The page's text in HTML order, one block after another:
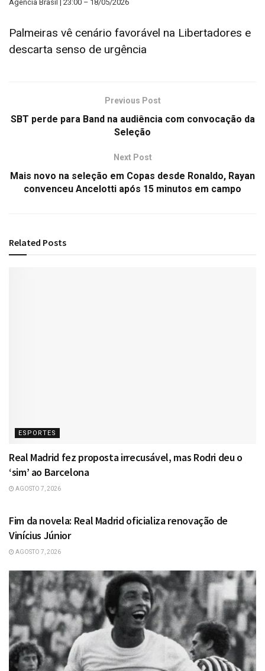
Agência Brasil | 23:00 – 18/05/2026
Palmeiras vê cenário favorável na Libertadores e
descarta senso de urgência
Previous Post
SBT perde para Band na audiência com convocação da
Seleção
Next Post
Mais novo na seleção em Copas desde Ronaldo, Rayan
convenceu Ancelotti após 15 minutos em campo
Related Posts
ESPORTES
Real Madrid fez proposta irrecusável, mas Rodri deu o
‘sim’ ao Barcelona
AGOSTO 7, 2026
Fim da novela: Real Madrid oficializa renovação de
Vinícius Júnior
AGOSTO 7, 2026